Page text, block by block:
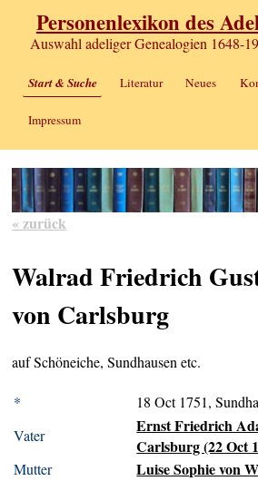
Personenlexikon des
Auswahl adeliger Genealogien 1648-
Start & Suche Literatur Neues
Impressum
« zurück
Walrad Friedrich
von Carlsburg
auf Schöneiche, Sundhausen etc.
*
18 Oct 1751,
Vater
Ernst Friedrich
Carlsburg (22 Oct
Mutter Luise Sophie von